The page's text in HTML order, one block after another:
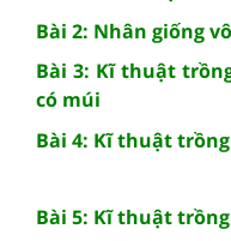
Bài 2: Nhân giống
Bài 3: Kĩ thuật
có múi
Bài 4: Kĩ thuật
Bài 5: Kĩ thuật